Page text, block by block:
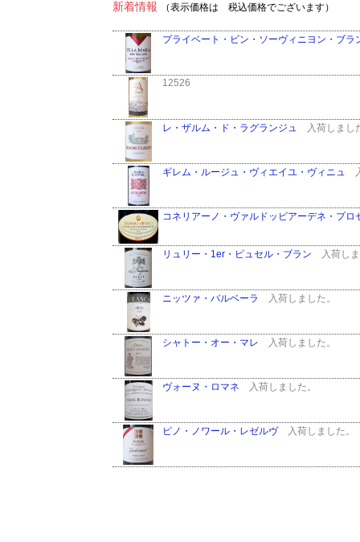
新着情報 （表示価格は 税込価格でございます）
プライベート・ビン・ソーヴィニヨン・ブラ
12526
レ・ザルム・ド・ラグランジュ 入荷しまし
ギレム・ルージュ・ヴィエイユ・ヴィニュ
コネリアーノ・ヴァルドッビアーデネ・プ
リュリー・1er・ピュセル・ブラン 入荷し
ニッツァ・バルベーラ 入荷しました。
シャトー・オー・マレ 入荷しました。
ヴォーヌ・ロマネ 入荷しました。
ピノ・ノワール・レゼルヴ入荷しました。